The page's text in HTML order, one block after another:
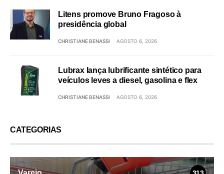
Litens promove Bruno Fragoso à
presidência global
CHRISTIANE BENASSI AGOSTO 6, 2026
Lubrax lança lubrificante sintético para
veículos leves a diesel, gasolina e flex
CHRISTIANE BENASSI AGOSTO 6, 2026
CATEGORIAS